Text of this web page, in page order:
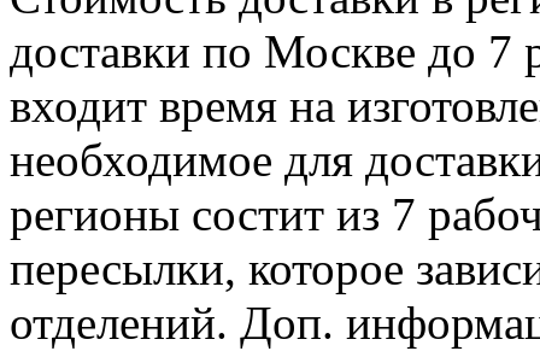
доставки по Москве до 7
входит время на
необходимое для
регионы состит из 7
пересылки, которое
отделений. Доп.